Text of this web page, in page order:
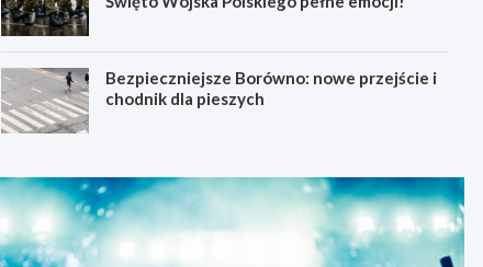
Bezpieczniejsze Borówno: nowe przejście i
chodnik dla pieszych